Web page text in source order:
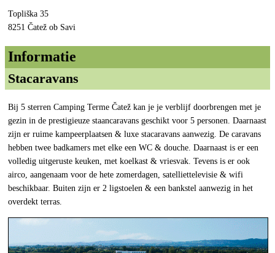
Topliška 35
8251 Čatež ob Savi
Informatie
Stacaravans
Bij 5 sterren Camping Terme Čatež kan je je verblijf doorbrengen met je
gezin in de prestigieuze staancaravans geschikt voor 5 personen. Daarnaast
zijn er ruime kampeerplaatsen & luxe stacaravans aanwezig. De caravans
hebben twee badkamers met elke een WC & douche. Daarnaast is er een
volledig uitgeruste keuken, met koelkast & vriesvak. Tevens is er ook
airco, aangenaam voor de hete zomerdagen, satelliettelevisie & wifi
beschikbaar. Buiten zijn er 2 ligstoelen & een bankstel aanwezig in het
overdekt terras.